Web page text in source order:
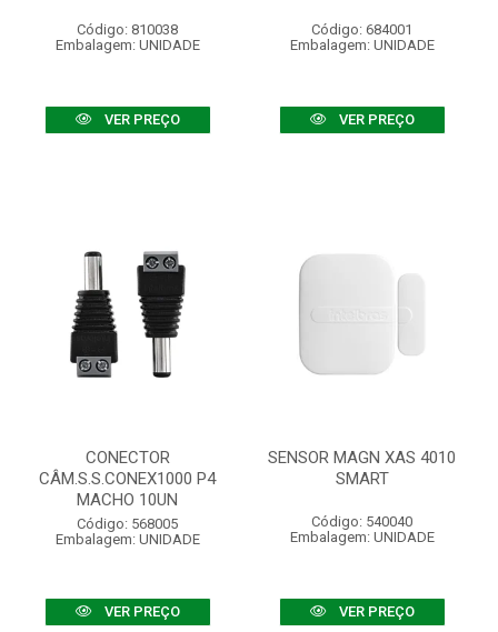
Código: 810038
Embalagem: UNIDADE
VER PREÇO
Código: 684001
Embalagem: UNIDADE
VER PREÇO
CONECTOR
CÂM.S.S.CONEX1000 P4
MACHO 10UN
Código: 568005
Embalagem: UNIDADE
VER PREÇO
SENSOR MAGN XAS 4010
SMART
Código: 540040
Embalagem: UNIDADE
VER PREÇO